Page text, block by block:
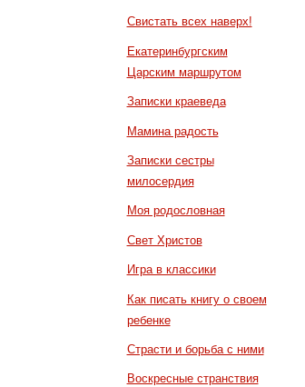
Свистать всех наверх!
Екатеринбургским
Царским маршрутом
Записки краеведа
Мамина радость
Записки сестры
милосердия
Моя родословная
Свет Христов
Игра в классики
Как писать книгу о своем
ребенке
Страсти и борьба с ними
Воскресные странствия